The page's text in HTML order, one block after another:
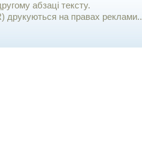
абзаці тексту.
друкуються на правах реклами..